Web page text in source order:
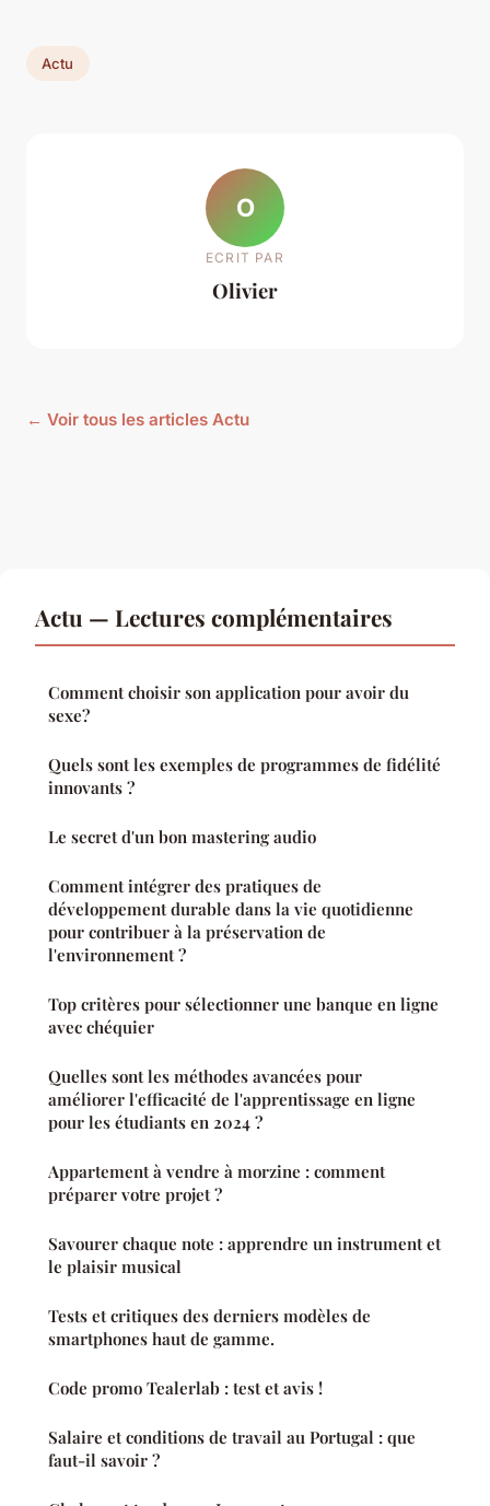
Actu
O
ECRIT PAR
Olivier
← Voir tous les articles Actu
Actu — Lectures complémentaires
Comment choisir son application pour avoir du
sexe?
Quels sont les exemples de programmes de fidélité
innovants ?
Le secret d'un bon mastering audio
Comment intégrer des pratiques de
développement durable dans la vie quotidienne
pour contribuer à la préservation de
l'environnement ?
Top critères pour sélectionner une banque en ligne
avec chéquier
Quelles sont les méthodes avancées pour
améliorer l'efficacité de l'apprentissage en ligne
pour les étudiants en 2024 ?
Appartement à vendre à morzine : comment
préparer votre projet ?
Savourer chaque note : apprendre un instrument et
le plaisir musical
Tests et critiques des derniers modèles de
smartphones haut de gamme.
Code promo Tealerlab : test et avis !
Salaire et conditions de travail au Portugal : que
faut-il savoir ?